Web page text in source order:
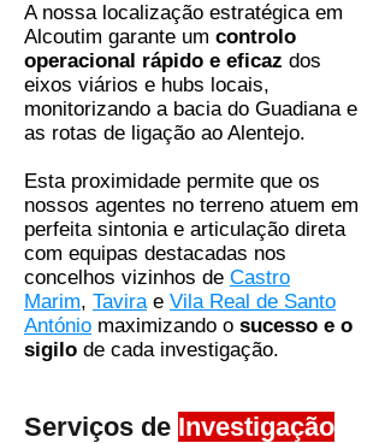
A nossa localização estratégica em
Alcoutim garante um controlo
operacional rápido e eficaz dos
eixos viários e hubs locais,
monitorizando a bacia do Guadiana e
as rotas de ligação ao Alentejo.
Esta proximidade permite que os
nossos agentes no terreno atuem em
perfeita sintonia e articulação direta
com equipas destacadas nos
concelhos vizinhos de Castro
Marim, Tavira e Vila Real de Santo
António maximizando o sucesso e o
sigilo de cada investigação.
Serviços de Investigação